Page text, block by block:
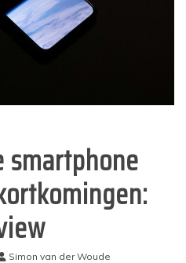
smartphone
Simon van der Woude